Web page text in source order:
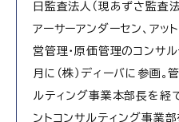
日監査法人（現あずさ監査
アーサーアンダーセン、アッ
営管理・原価管理のコンサ
月に（株）ディーバに参画。
ルティング事業本部長を経
ントコンサルティング事業